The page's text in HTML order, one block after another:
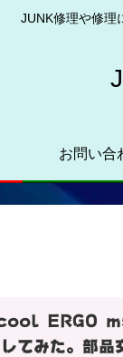
JUNK修理や修理
お問い合
ERGO
てみた。部品